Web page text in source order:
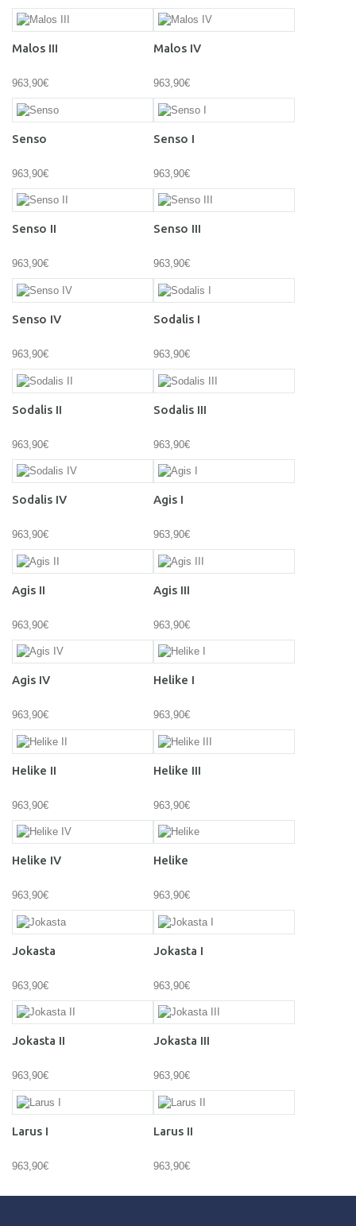
Malos III
963,90€
Malos IV
963,90€
Senso
963,90€
Senso I
963,90€
Senso II
963,90€
Senso III
963,90€
Senso IV
963,90€
Sodalis I
963,90€
Sodalis II
963,90€
Sodalis III
963,90€
Sodalis IV
963,90€
Agis I
963,90€
Agis II
963,90€
Agis III
963,90€
Agis IV
963,90€
Helike I
963,90€
Helike II
963,90€
Helike III
963,90€
Helike IV
963,90€
Helike
963,90€
Jokasta
963,90€
Jokasta I
963,90€
Jokasta II
963,90€
Jokasta III
963,90€
Larus I
963,90€
Larus II
963,90€